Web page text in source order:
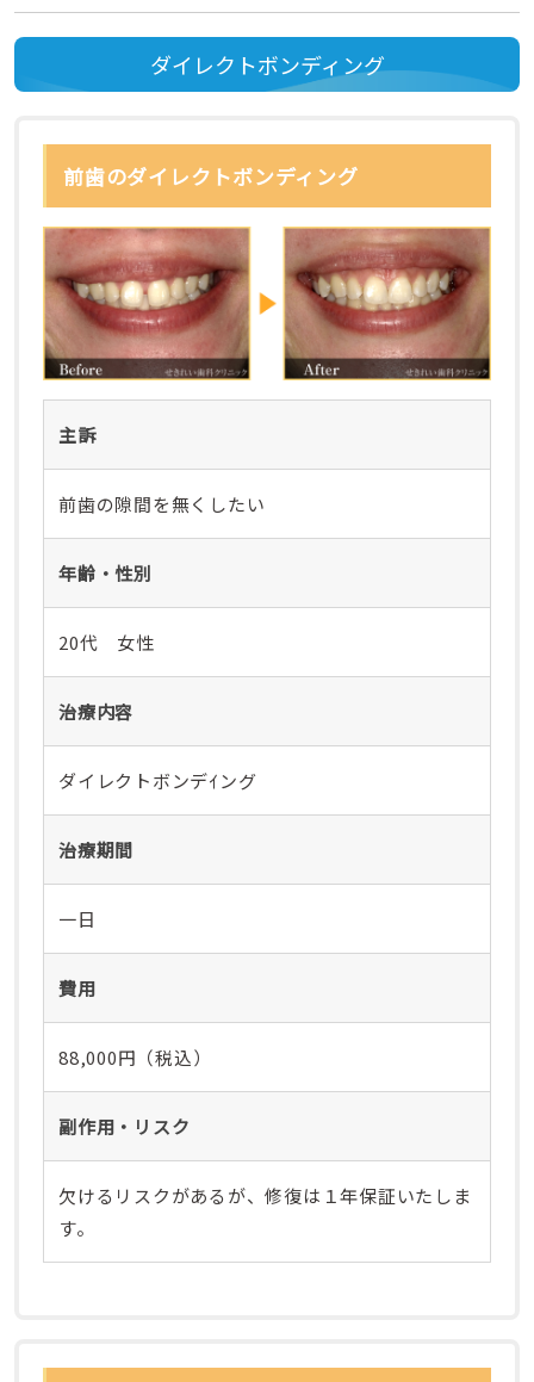
ダイレクトボンディング
前歯のダイレクトボンディング
主訴
前歯の隙間を無くしたい
年齢・性別
20代 女性
治療内容
ダイレクトボンデｲング
治療期間
一日
費用
88,000円（税込）
副作用・リスク
欠けるリスクがあるが、修復は１年保証いたしま
す。